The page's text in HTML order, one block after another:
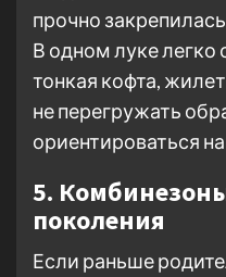
прочно
В одном луке легко
тонкая кофта,
не перегружать
ориентироваться
5.
поколения
Если раньше